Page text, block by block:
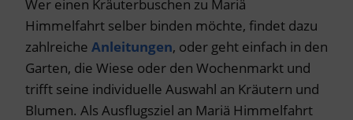
Wer einen Kräuterbuschen zu Mariä
Himmelfahrt selber binden möchte, findet dazu
zahlreiche Anleitungen, oder geht einfach in den
Garten, die Wiese oder den Wochenmarkt und
trifft seine individuelle Auswahl an Kräutern und
Blumen. Als Ausflugsziel an Mariä Himmelfahrt